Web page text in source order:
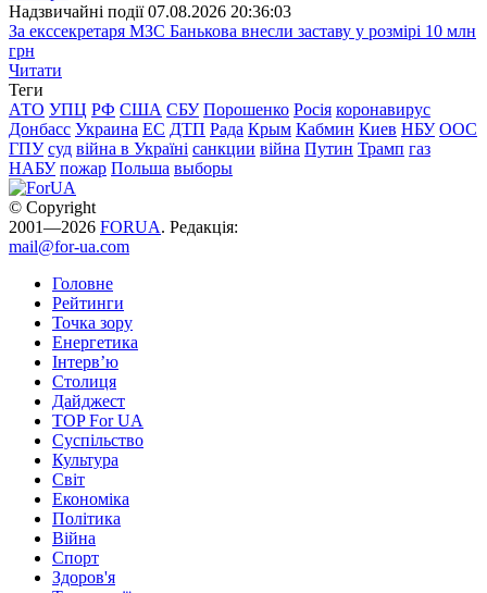
Надзвичайні події 07.08.2026 20:36:03
За екссекретаря МЗС Банькова внесли заставу у розмірі 10 млн
грн
Читати
Теги
АТО УПЦ РФ США СБУ Порошенко Росія коронавирус
Донбасс Украина ЕС ДТП Рада Крым Кабмин Киев НБУ ООС
ГПУ суд війна в Україні санкции війна Путин Трамп газ
НАБУ пожар Польша выборы
© Copyright
2001—2026 FORUA. Редакція:
mail@for-ua.com
Головне
Рейтинги
Точка зору
Енергетика
Інтерв’ю
Столиця
Дайджест
TOP For UA
Суспiльство
Культура
Світ
Економіка
Політика
Війна
Спорт
Здоров'я